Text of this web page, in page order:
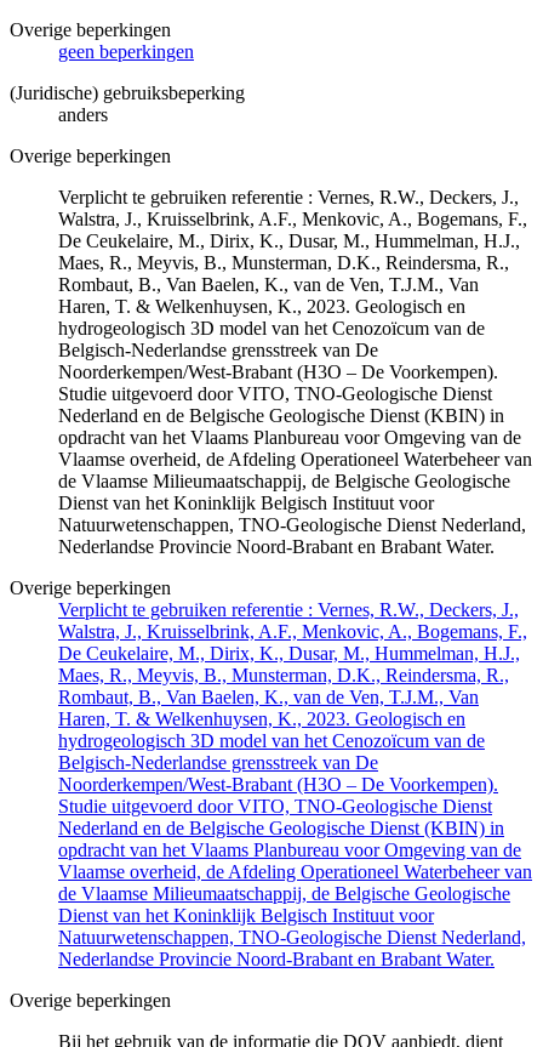
Overige beperkingen
geen beperkingen
(Juridische) gebruiksbeperking
anders
Overige beperkingen
Verplicht te gebruiken referentie : Vernes, R.W., Deckers, J.,
Walstra, J., Kruisselbrink, A.F., Menkovic, A., Bogemans, F.,
De Ceukelaire, M., Dirix, K., Dusar, M., Hummelman, H.J.,
Maes, R., Meyvis, B., Munsterman, D.K., Reindersma, R.,
Rombaut, B., Van Baelen, K., van de Ven, T.J.M., Van
Haren, T. & Welkenhuysen, K., 2023. Geologisch en
hydrogeologisch 3D model van het Cenozoïcum van de
Belgisch-Nederlandse grensstreek van De
Noorderkempen/West-Brabant (H3O – De Voorkempen).
Studie uitgevoerd door VITO, TNO-Geologische Dienst
Nederland en de Belgische Geologische Dienst (KBIN) in
opdracht van het Vlaams Planbureau voor Omgeving van de
Vlaamse overheid, de Afdeling Operationeel Waterbeheer van
de Vlaamse Milieumaatschappij, de Belgische Geologische
Dienst van het Koninklijk Belgisch Instituut voor
Natuurwetenschappen, TNO-Geologische Dienst Nederland,
Nederlandse Provincie Noord-Brabant en Brabant Water.
Overige beperkingen
Verplicht te gebruiken referentie : Vernes, R.W., Deckers, J.,
Walstra, J., Kruisselbrink, A.F., Menkovic, A., Bogemans, F.,
De Ceukelaire, M., Dirix, K., Dusar, M., Hummelman, H.J.,
Maes, R., Meyvis, B., Munsterman, D.K., Reindersma, R.,
Rombaut, B., Van Baelen, K., van de Ven, T.J.M., Van
Haren, T. & Welkenhuysen, K., 2023. Geologisch en
hydrogeologisch 3D model van het Cenozoïcum van de
Belgisch-Nederlandse grensstreek van De
Noorderkempen/West-Brabant (H3O – De Voorkempen).
Studie uitgevoerd door VITO, TNO-Geologische Dienst
Nederland en de Belgische Geologische Dienst (KBIN) in
opdracht van het Vlaams Planbureau voor Omgeving van de
Vlaamse overheid, de Afdeling Operationeel Waterbeheer van
de Vlaamse Milieumaatschappij, de Belgische Geologische
Dienst van het Koninklijk Belgisch Instituut voor
Natuurwetenschappen, TNO-Geologische Dienst Nederland,
Nederlandse Provincie Noord-Brabant en Brabant Water.
Overige beperkingen
Bij het gebruik van de informatie die DOV aanbiedt, dient